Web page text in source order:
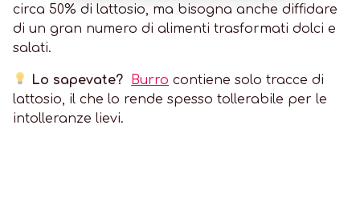
circa 50% di lattosio, ma bisogna anche diffidare
di un gran numero di alimenti trasformati dolci e
salati.
Lo sapevate? Burro contiene solo tracce di
lattosio, il che lo rende spesso tollerabile per le
intolleranze lievi.